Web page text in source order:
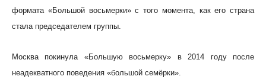
формата «Большой восьмерки» с того момента, как его страна
стала председателем группы.
Москва покинула «Большую восьмерку» в 2014 году после
неадекватного поведения «большой семёрки».